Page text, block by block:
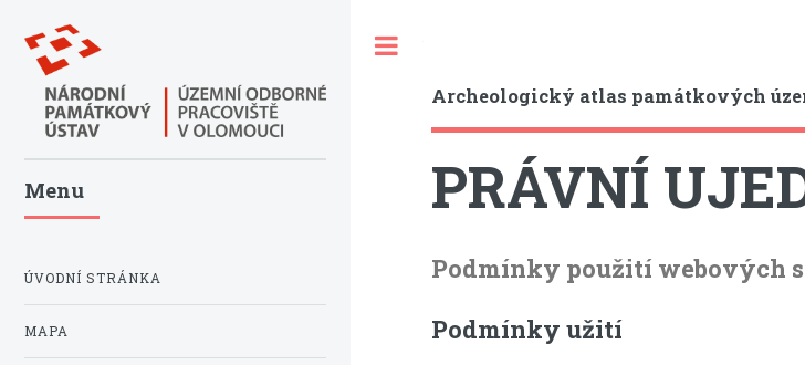
Archeologický atlas památkových
PRÁVNÍ
Podmínky použití webových
Podmínky užití
Menu
ÚVODNÍ STRÁNKA
MAPA